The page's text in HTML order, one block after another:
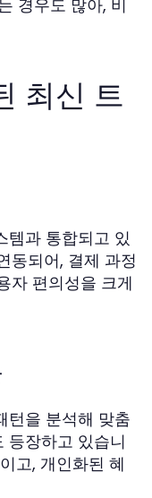
경우도 많아, 비
최신 트
템과 통합되고 있
동되어, 결제 과정
자 편의성을 크게
턴을 분석해 맞춤
등장하고 있습니
고, 개인화된 혜